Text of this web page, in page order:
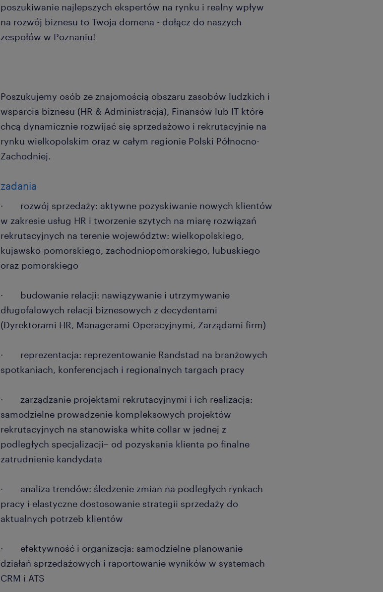
poszukiwanie najlepszych ekspertów na rynku i realny wpływ
na rozwój biznesu to Twoja domena - dołącz do naszych
zespołów w Poznaniu!
Poszukujemy osób ze znajomością obszaru zasobów ludzkich i
wsparcia biznesu (HR & Administracja), Finansów lub IT które
chcą dynamicznie rozwijać się sprzedażowo i rekrutacyjnie na
rynku wielkopolskim oraz w całym regionie Polski Północno-
Zachodniej.
zadania
· rozwój sprzedaży: aktywne pozyskiwanie nowych klientów
w zakresie usług HR i tworzenie szytych na miarę rozwiązań
rekrutacyjnych na terenie województw: wielkopolskiego,
kujawsko-pomorskiego, zachodniopomorskiego, lubuskiego
oraz pomorskiego
· budowanie relacji: nawiązywanie i utrzymywanie
długofalowych relacji biznesowych z decydentami
(Dyrektorami HR, Managerami Operacyjnymi, Zarządami firm)
· reprezentacja: reprezentowanie Randstad na branżowych
spotkaniach, konferencjach i regionalnych targach pracy
· zarządzanie projektami rekrutacyjnymi i ich realizacja:
samodzielne prowadzenie kompleksowych projektów
rekrutacyjnych na stanowiska white collar w jednej z
podległych specjalizacji– od pozyskania klienta po finalne
zatrudnienie kandydata
· analiza trendów: śledzenie zmian na podległych rynkach
pracy i elastyczne dostosowanie strategii sprzedaży do
aktualnych potrzeb klientów
· efektywność i organizacja: samodzielne planowanie
działań sprzedażowych i raportowanie wyników w systemach
CRM i ATS